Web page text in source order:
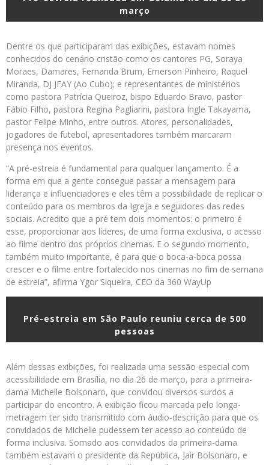
março
Dentre os que participaram das exibições, estavam nomes
conhecidos do cenário cristão como os cantores PG, Soraya
Moraes, Damares, Fernanda Brum, Emerson Pinheiro, Raquel
Miranda, DJ JFAY (Ao Cubo); e representantes de ministérios
como pastora Patrícia Queiroz, bispo Eduardo Bravo, pastor
Fábio Filho, pastora Regina Pagliarini, pastora Ingle Takayama,
pastor Felipe Minho, entre outros. Atores, personalidades,
jogadores de futebol, apresentadores também marcaram
presença nos eventos.
“A pré-estreia é fundamental para qualquer lançamento. É a
forma em que a gente consegue passar a mensagem para
liderança e influenciadores e eles têm a possibilidade de replicar o
conteúdo para os membros da Igreja e seguidores das redes
sociais. Acredito que a pré tem dois momentos: o primeiro é
esse, proporcionar aos líderes, de uma forma exclusiva, o acesso
ao filme dentro dos próprios cinemas. E o segundo momento,
também muito importante, é para que o boca-a-boca possa
crescer e o filme entre fortalecido nos cinemas no fim de semana
de estreia”, afirma Ygor Siqueira, CEO da 360 WayUp
Pré-estreia em São Paulo reuniu cerca de 500
pessoas
Além dessas exibições, foi realizada uma sessão especial com
acessibilidade em Brasília, no dia 26 de março, para a primeira-
dama Michelle Bolsonaro, que convidou diversos surdos a
participar do encontro. A exibição ficou marcada pelo longa-
metragem ter sido transmitido com áudio-descrição para que os
convidados de Michelle pudessem ter acesso ao conteúdo de
forma inclusiva. Somado aos convidados da primeira-dama
também estavam o presidente da República, Jair Bolsonaro, e